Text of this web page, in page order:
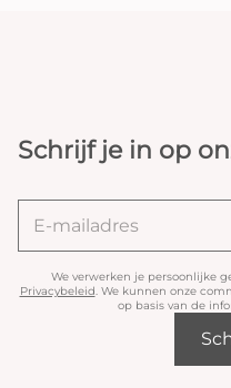
Schrijf je in op
We verwerken je persoonlijke
Privacybeleid. We kunnen onze
op basis van de